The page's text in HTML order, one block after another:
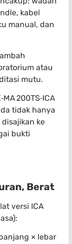
kabel
manual, dan
atau
mutu.
200TS‑ICA
tidak hanya
ke
bukti
Berat
versi ICA
× lebar